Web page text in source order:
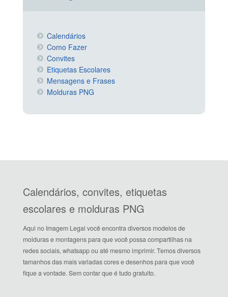
Calendários
Como Fazer
Convites
Etiquetas Escolares
Mensagens e Frases
Molduras PNG
Calendários, convites, etiquetas
escolares e molduras PNG
Aqui no Imagem Legal você encontra diversos modelos de
molduras e montagens para que você possa compartilhas na
redes sociais, whatsapp ou até mesmo imprimir. Temos diversos
tamanhos das mais variadas cores e desenhos para que você
fique a vontade. Sem contar que é tudo gratuito.